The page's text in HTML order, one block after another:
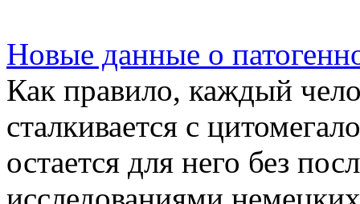
Новые данные о
Как правило, каждый
сталкивается с
остается для него без